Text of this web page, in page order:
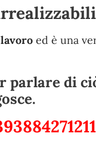
ed è una
parlare di